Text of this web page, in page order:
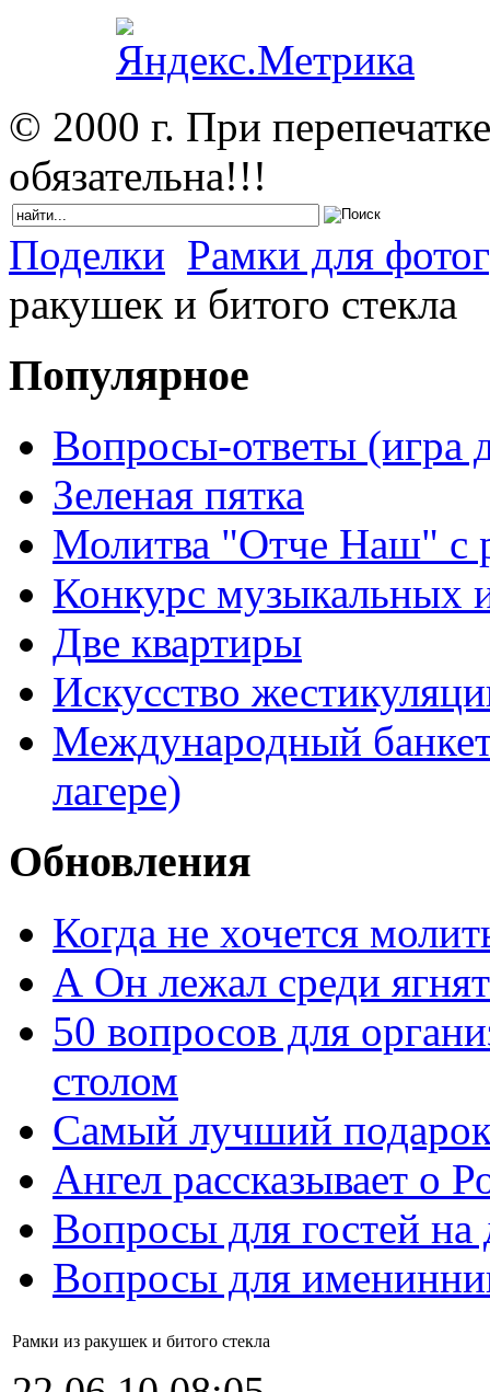
© 2000 г. При
обязательна!!!
Поделки Рамки для
ракушек и битого стекла
Популярное
Вопросы-ответы (игра
Зеленая пятка
Молитва "Отче Наш" с
Конкурс музыкальных
Две квартиры
Искусство
Международный
лагере)
Обновления
Когда не хочется
А Он лежал среди ягнят
50 вопросов для
столом
Самый лучший
Ангел рассказывает о
Вопросы для гостей
Вопросы для
Рамки из ракушек и битого стекла